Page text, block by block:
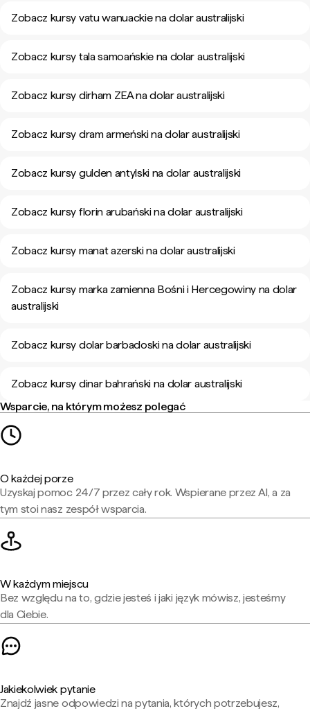
Zobacz kursy vatu wanuackie na dolar australijski
Zobacz kursy tala samoańskie na dolar australijski
Zobacz kursy dirham ZEA na dolar australijski
Zobacz kursy dram armeński na dolar australijski
Zobacz kursy gulden antylski na dolar australijski
Zobacz kursy florin arubański na dolar australijski
Zobacz kursy manat azerski na dolar australijski
Zobacz kursy marka zamienna Bośni i Hercegowiny na dolar
australijski
Zobacz kursy dolar barbadoski na dolar australijski
Zobacz kursy dinar bahrański na dolar australijski
Wsparcie, na którym możesz polegać
O każdej porze
Uzyskaj pomoc 24/7 przez cały rok. Wspierane przez AI, a za
tym stoi nasz zespół wsparcia.
W każdym miejscu
Bez względu na to, gdzie jesteś i jaki język mówisz, jesteśmy
dla Ciebie.
Jakiekolwiek pytanie
Znajdź jasne odpowiedzi na pytania, których potrzebujesz,